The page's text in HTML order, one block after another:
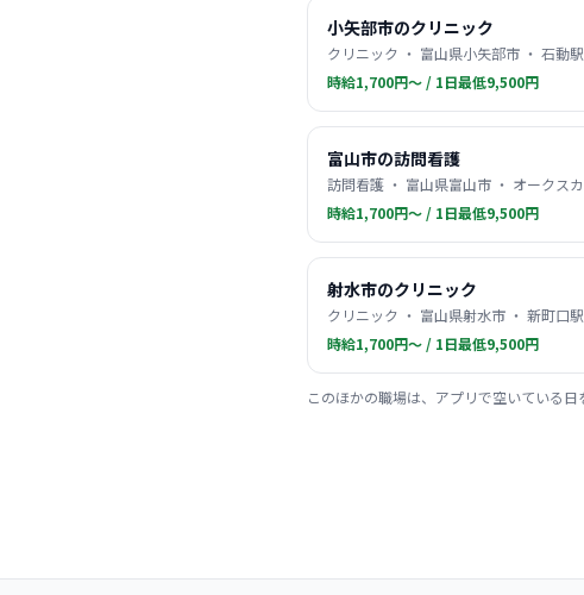
小矢部市のクリニック
クリニック ・ 富山県小矢部市 ・ 石動駅
時給1,700円〜 / 1日最低9,500円
富山市の訪問看護
訪問看護 ・ 富山県富山市 ・ オークス
時給1,700円〜 / 1日最低9,500円
射水市のクリニック
クリニック ・ 富山県射水市 ・ 新町口駅
時給1,700円〜 / 1日最低9,500円
このほかの職場は、アプリで空いている日